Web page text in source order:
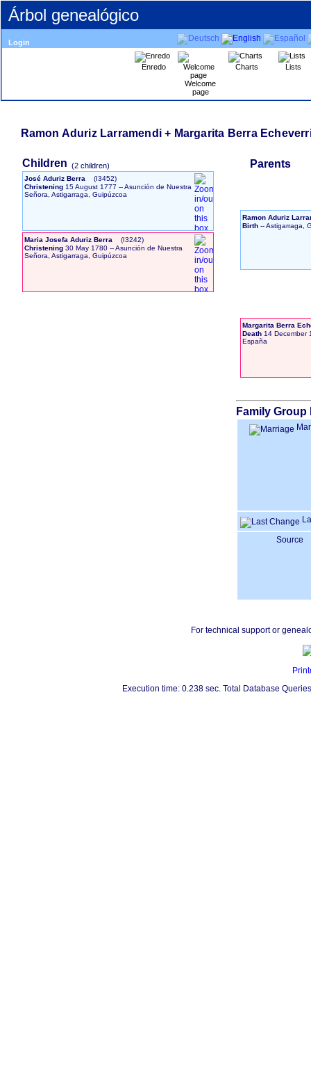
Árbol genealógico
Login
Enredo
Welcome
page
Charts Lists
Ramon Aduriz Larramendi + Margarita Berra
Children ‎(2 children)‎
José Aduriz Berra
‎(I3452)‎
Christening 15 August 1777 -- Asunción de Nuestra
Señora, Astigarraga, Guipúzcoa
Maria Josefa Aduriz Berra
‎(I3242)‎
Christening 30 May 1780-- Asunción de Nuestra
Señora, Astigarraga, Guipúzcoa
Parents
Ramon Aduriz
Birth-- Astigarraga,
Margarita Berra
Death 14 December
España
Family
Source
For technical support or
Execution time: 0.238 sec. Total Database